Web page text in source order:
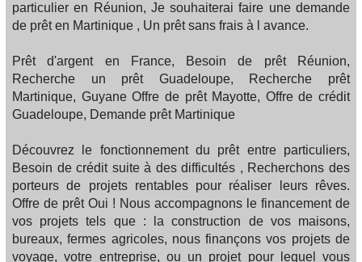
particulier en Réunion, Je souhaiterai faire une demande
de prêt en Martinique , Un prêt sans frais à l avance.
Prêt d'argent en France, Besoin de prêt Réunion,
Recherche un prêt Guadeloupe, Recherche prêt
Martinique, Guyane Offre de prêt Mayotte, Offre de crédit
Guadeloupe, Demande prêt Martinique
Découvrez le fonctionnement du prêt entre particuliers,
Besoin de crédit suite à des difficultés , Recherchons des
porteurs de projets rentables pour réaliser leurs rêves.
Offre de prêt Oui ! Nous accompagnons le financement de
vos projets tels que : la construction de vos maisons,
bureaux, fermes agricoles, nous finançons vos projets de
voyage, votre entreprise, ou un projet pour lequel vous